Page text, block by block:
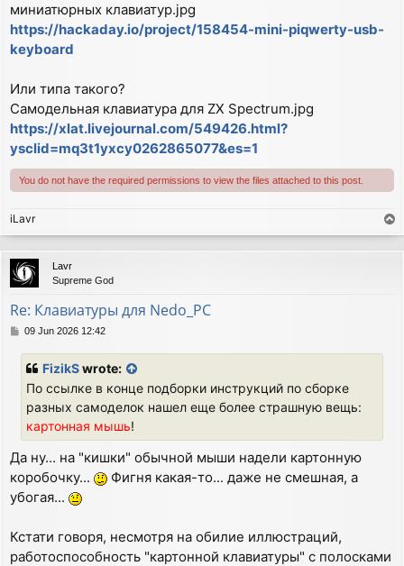
миниатюрных клавиатур.jpg
https://hackaday.io/project/158454-mini-piqwerty-usb-
keyboard
Или типа такого?
Самодельная клавиатура для ZX Spectrum.jpg
https://xlat.livejournal.com/549426.html?
ysclid=mq3t1yxcy0262865077&es=1
You do not have the required permissions to view the files attached to this post.
iLavr
o
p
Lavr
Supreme God
Re: Клавиатуры для Nedo_PC
P09 Jun 2026 12:42
FizikSwrote:
По ссылке в конце подборки инструкций по сборке
разных самоделок нашел еще более страшную вещь:
картонная мышь!
Да ну... на "кишки" обычной мыши надели картонную
коробочку...
Фигня какая-то... даже не смешная, а
убогая...
Кстати говоря, несмотря на обилие иллюстраций,
работоспособность "картонной клавиатуры" с полосками